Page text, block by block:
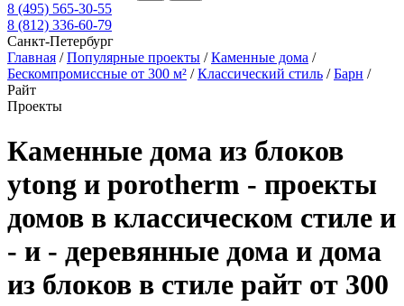
8 (495) 565-30-55
8 (812) 336-60-79
Санкт-Петербург
Главная /Популярные проекты /Каменные дома /
Бескомпромиссные от 300 м² /Классический стиль /Барн /
Райт
Проекты
Каменные дома из блоков
ytong и porotherm - проекты
домов в классическом стиле и
- и - деревянные дома и дома
из блоков в стиле райт от 300